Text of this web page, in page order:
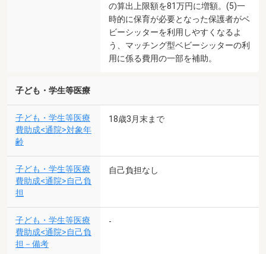
の算出上限額を81万円に増額。(5)一
時的に保育が必要となった保護者がベ
ビーシッターを利用しやすくなるよ
う、マッチング型ベビーシッターの利
用に係る費用の一部を補助。
子ども・学生等医療
子ども・学生等医療
費助成<通院>対象年
齢
18歳3月末まで
子ども・学生等医療
費助成<通院>自己負
担
自己負担なし
子ども・学生等医療
費助成<通院>自己負
担－備考
-